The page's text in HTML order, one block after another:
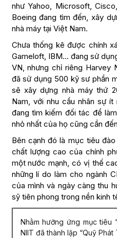
như Yahoo, Microsoft,
Boeing đang tìm đến, xây
nhà máy tại Việt Nam.
Chưa thống kê được chính
Gameloft, IBM… đang sử
VN, nhưng chỉ riêng Harvey
đã sử dụng 500 kỹ sư phần
sẽ xây dựng nhà máy thứ
Nam, với nhu cầu nhân sự
đang tìm kiếm đối tác để
nhỏ nhất của họ cũng cần
Bên cạnh đó là mục tiêu
chất lượng cao của chính
một nước mạnh, có vị thế
những lí do làm cho ngành
của mình và ngày càng thu
sỹ tiên phong trong nền kinh
Nhằm hưởng ứng mục tiêu
NIIT đã thành lập “Quỹ Phát